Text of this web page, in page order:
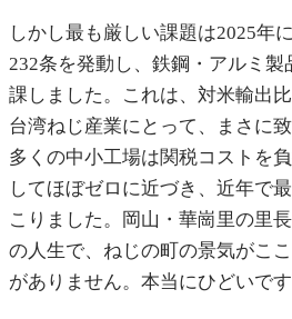
しかし最も厳しい課題は2025年
232条を発動し、鉄鋼・アルミ製
課しました。これは、対米輸出
台湾ねじ産業にとって、まさに
多くの中小工場は関税コストを
してほぼゼロに近づき、近年で
こりました。岡山・華崗里の里
の人生で、ねじの町の景気がこ
がありません。本当にひどいで